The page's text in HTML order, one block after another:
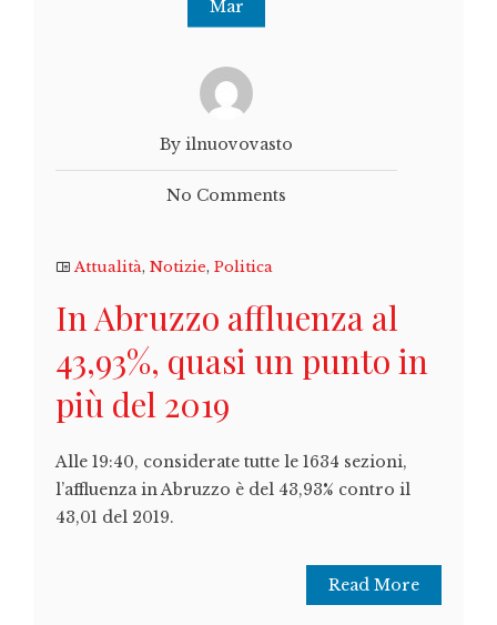
Mar
By ilnuovovasto
No Comments
Attualità, Notizie, Politica
In Abruzzo affluenza al
43,93%, quasi un punto in
più del 2019
Alle 19:40, considerate tutte le 1634 sezioni,
l’affluenza in Abruzzo è del 43,93% contro il
43,01 del 2019.
Read More